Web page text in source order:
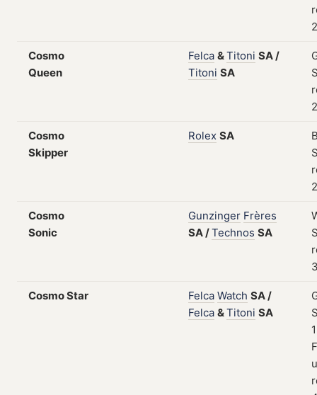
Cosmo
Queen
Felca &Titoni SA/
Titoni SA
Cosmo
Skipper
Rolex SA
Cosmo
Sonic
Gunzinger Frères
SA/Technos SA
Cosmo Star Felca Watch SA/
Felca &Titoni SA